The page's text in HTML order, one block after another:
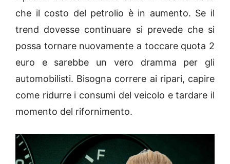
che il costo del petrolio è in aumento. Se il
trend dovesse continuare si prevede che si
possa tornare nuovamente a toccare quota 2
euro e sarebbe un vero dramma per gli
automobilisti. Bisogna correre ai ripari, capire
come ridurre i consumi del veicolo e tardare il
momento del rifornimento.